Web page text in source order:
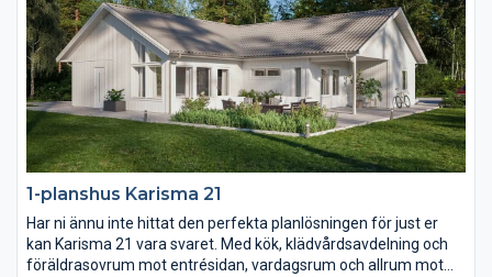
1-planshus Karisma 21
Har ni ännu inte hittat den perfekta planlösningen för just er
kan Karisma 21 vara svaret. Med kök, klädvårdsavdelning och
föräldrasovrum mot entrésidan, vardagsrum och allrum mot